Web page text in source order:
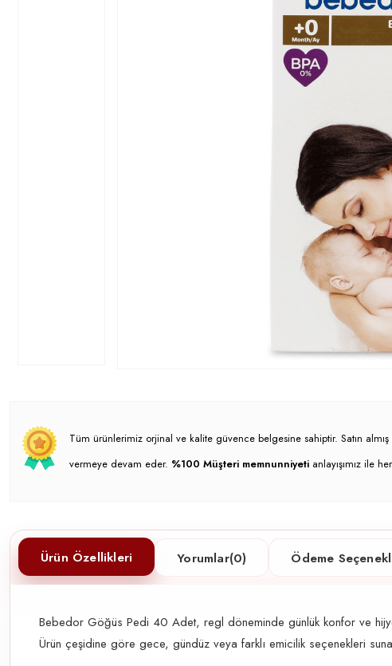
Tüm ürünlerimiz orjinal ve kalite güvence belgesine sahiptir. Satın
vermeye devam eder. %100 Müşteri memnunniyeti anlayışımız ile
Ürün Özellikleri Yorumlar(0) Ödeme
Bebedor Göğüs Pedi 40 Adet, regl döneminde günlük konfor ve
Ürün çeşidine göre gece, gündüz veya farklı emicilik seçenekleri